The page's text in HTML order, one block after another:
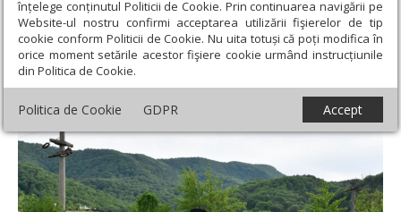
înțelege conținutul Politicii de Cookie. Prin continuarea navigării pe
Website-ul nostru confirmi acceptarea utilizării fişierelor de tip
cookie conform Politicii de Cookie. Nu uita totuși că poți modifica în
orice moment setările acestor fişiere cookie urmând instrucțiunile
din Politica de Cookie.
Politica de Cookie GDPR Accept
de temelie pentru un nou lăcaș în Vâlcea
Așezarea pietrei de temelie pentru un nou
lăcaș în Vâlcea